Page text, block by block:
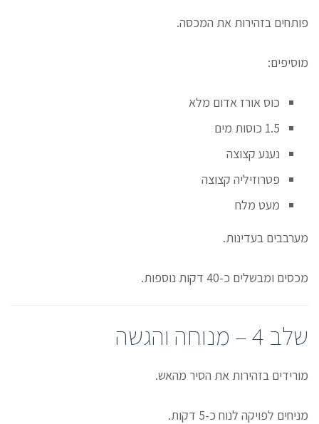
פותחים בזהירות את המכסה.
מוסיפים:
כוס אורז אדום מלא
1.5 כוסות מים
נענע קצוצה
פטרוזיליה קצוצה
מעט מלח
מערבבים בעדינות.
מכסים ומבשלים כ-40 דקות נוספות.
שלב 4 – מנוחה והגשה
מורידים בזהירות את הסיר מהאש.
מניחים לפויקה לנוח כ-5 דקות.